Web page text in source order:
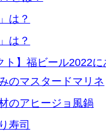
は？
は？
ト】福ビール2022
のマスタードマリネ
のアヒージョ風鍋
寿司